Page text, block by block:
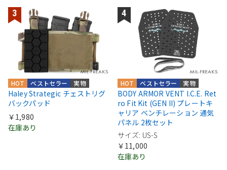
実物
ベストセラー
HOT
Haley Strategic チェストリグ
バックパッド
￥1,980
在庫あり
実物
ベストセラー
HOT
BODY ARMOR VENT I.C.E. Ret
ro Fit Kit (GEN II) プレートキ
ャリア ベンチレーション 通気
パネル 2枚セット
サイズ: US-S
￥11,000
在庫あり